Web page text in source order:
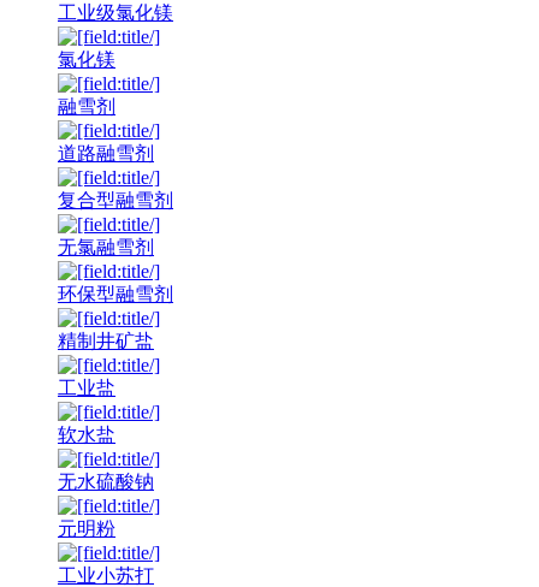
工业级氯化镁
氯化镁
融雪剂
道路融雪剂
复合型融雪剂
无氯融雪剂
环保型融雪剂
精制井矿盐
工业盐
软水盐
无水硫酸钠
元明粉
工业小苏打